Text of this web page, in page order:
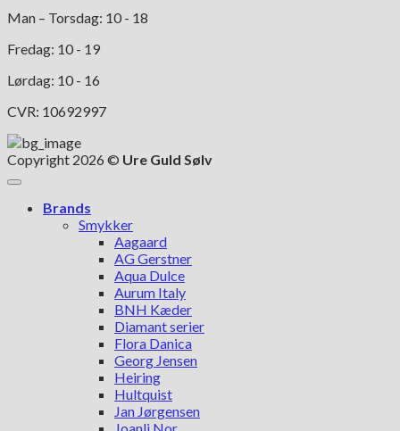
Man – Torsdag: 10 - 18
Fredag: 10 - 19
Lørdag: 10 - 16
CVR: 10692997
Copyright 2026 © Ure Guld Sølv
Brands
Smykker
Aagaard
AG Gerstner
Aqua Dulce
Aurum Italy
BNH Kæder
Diamant serier
Flora Danica
Georg Jensen
Heiring
Hultquist
Jan Jørgensen